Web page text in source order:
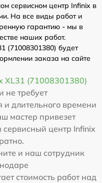
сервисном центр Infinix в
На все виды работ и
гарантию - мы в
наших работ.
(71008301380) будет
заказа на сайте
XL31 (71008301380)
не требует
и длительного времени
мастер привезет
центр Infinix
и наш сотрудник
стоимость работ над